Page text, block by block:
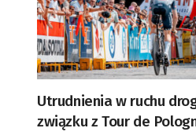
Utrudnienia w ruchu
związku z Tour de